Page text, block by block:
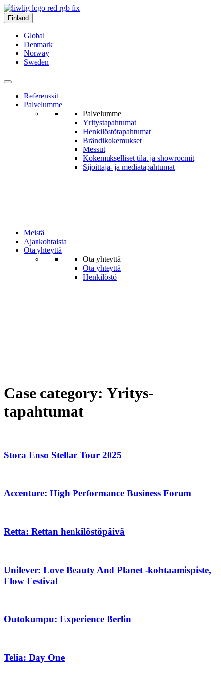
Finland
Global
Denmark
Norway
Sweden
Referenssit
Palvelumme
Palvelumme
Yritys­tapahtumat
Henkilöstö­tapahtumat
Brändi­kokemukset
Messut
Kokemukselliset tilat ja show­roomit
Sijoittaja- ja media­tapahtumat
Meistä
Ajankohtaista
Ota yhteyttä
Ota yhteyttä
Ota yhteyttä
Henkilöstö
Case category: Yritys­
tapahtumat
Stora Enso Stellar Tour 2025
Accenture: High Performance Business Forum
Retta: Rettan henkilöstöpäivä
Unilever: Love Beauty And Planet -kohtaamispiste,
Flow Festival
Outokumpu: Experience Berlin
Telia: Day One